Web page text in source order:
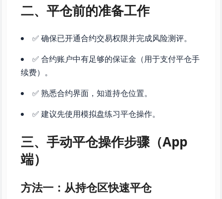
二、平仓前的准备工作
✅ 确保已开通合约交易权限并完成风险测评。
✅ 合约账户中有足够的保证金（用于支付平仓手
续费）。
✅ 熟悉合约界面，知道持仓位置。
✅ 建议先使用模拟盘练习平仓操作。
三、手动平仓操作步骤（App
端）
方法一：从持仓区快速平仓